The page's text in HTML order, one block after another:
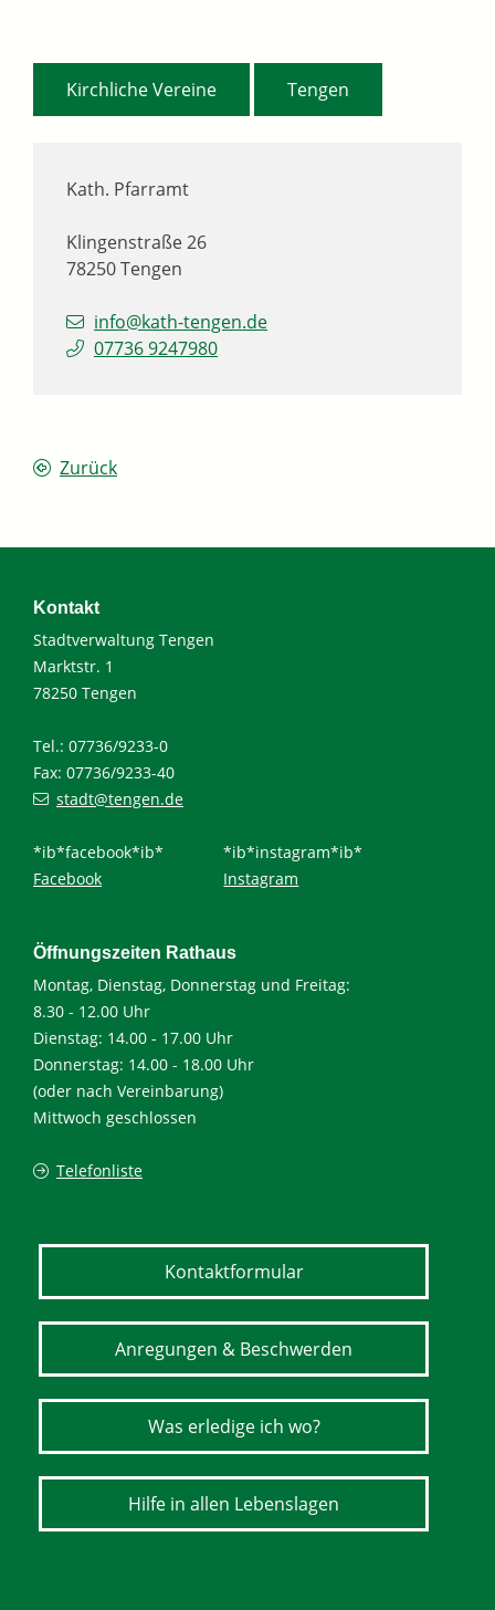
Kath. Pfarramt
Klingenstraße 26
78250Tengen
info@kath-tengen.de
07736 9247980
Kirchliche Vereine Tengen
Zurück
Kontakt
Stadtverwaltung Tengen
Marktstr. 1
78250 Tengen
Tel.: 07736/9233-0
Fax: 07736/9233-40
stadt@tengen.de
*ib*facebook*ib*
Facebook
*ib*instagram*ib*
Instagram
Öffnungszeiten Rathaus
Montag, Dienstag, Donnerstag und Freitag:
8.30 - 12.00 Uhr
Dienstag: 14.00 - 17.00 Uhr
Donnerstag: 14.00 - 18.00 Uhr
(oder nach Vereinbarung)
Mittwoch geschlossen
Telefonliste
Kontaktformular
Anregungen & Beschwerden
Was erledige ich wo?
Hilfe in allen Lebenslagen